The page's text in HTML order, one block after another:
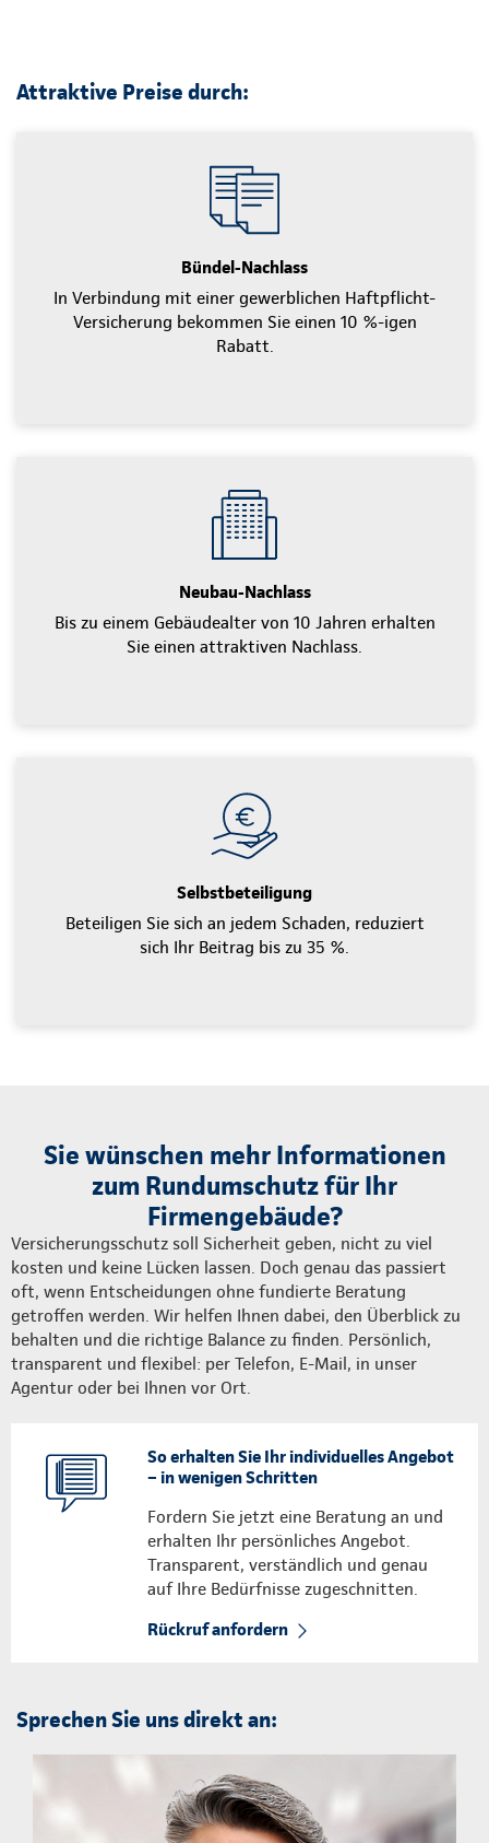
Attraktive Preise durch:
Bündel-Nachlass
In Verbindung mit einer gewerblichen Haftpflicht-
Versicherung bekommen Sie einen 10 %-igen
Rabatt.
Neubau-Nachlass
Bis zu einem Gebäudealter von 10 Jahren erhalten
Sie einen attraktiven Nachlass.
Selbstbeteiligung
Beteiligen Sie sich an jedem Schaden, reduziert
sich Ihr Beitrag bis zu 35 %.
Sie wünschen mehr Informationen
zum Rundumschutz für Ihr
Firmengebäude?
Versicherungsschutz soll Sicherheit geben, nicht zu viel
kosten und keine Lücken lassen. Doch genau das passiert
oft, wenn Entscheidungen ohne fundierte Beratung
getroffen werden. Wir helfen Ihnen dabei, den Überblick zu
behalten und die richtige Balance zu finden. Persönlich,
transparent und flexibel: per Telefon, E-Mail, in unser
Agentur oder bei Ihnen vor Ort.
So erhalten Sie Ihr individuelles Angebot
– in wenigen Schritten
Fordern Sie jetzt eine Beratung an und
erhalten Ihr persönliches Angebot.
Transparent, verständlich und genau
auf Ihre Bedürfnisse zugeschnitten.
Rückruf anfordern
Sprechen Sie uns direkt an: